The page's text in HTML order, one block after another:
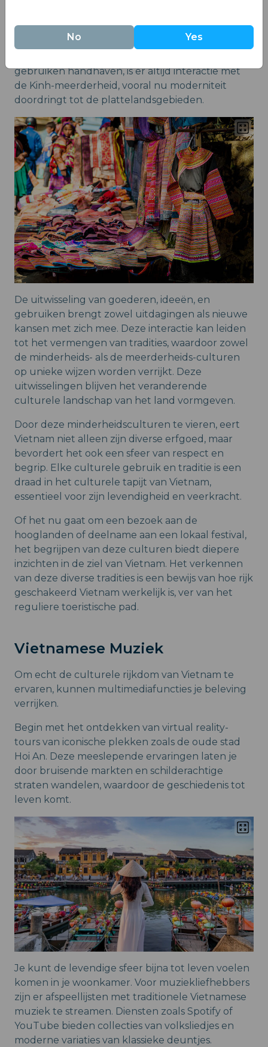
Vietnam's culturele identiteit.
gebruiken handhaven, is er altijd interactie met
de Kinh-meerderheid, vooral nu moderniteit
doordringt tot de plattelandsgebieden.
De uitwisseling van goederen, ideeën, en
gebruiken brengt zowel uitdagingen als nieuwe
kansen met zich mee. Deze interactie kan leiden
tot het vermengen van tradities, waardoor zowel
de minderheids- als de meerderheids-culturen
op unieke wijzen worden verrijkt. Deze
uitwisselingen blijven het veranderende
culturele landschap van het land vormgeven.
Door deze minderheidsculturen te vieren, eert
Vietnam niet alleen zijn diverse erfgoed, maar
bevordert het ook een sfeer van respect en
begrip. Elke culturele gebruik en traditie is een
draad in het culturele tapijt van Vietnam,
essentieel voor zijn levendigheid en veerkracht.
Of het nu gaat om een bezoek aan de
hooglanden of deelname aan een lokaal festival,
het begrijpen van deze culturen biedt diepere
inzichten in de ziel van Vietnam. Het verkennen
van deze diverse tradities is een bewijs van hoe rijk
geschakeerd Vietnam werkelijk is, ver van het
reguliere toeristische pad.
Vietnamese Muziek
Om echt de culturele rijkdom van Vietnam te
ervaren, kunnen multimediafuncties je beleving
verrijken.
Begin met het ontdekken van virtual reality-
tours van iconische plekken zoals de oude stad
Hoi An. Deze meeslepende ervaringen laten je
door bruisende markten en schilderachtige
straten wandelen, waardoor de geschiedenis tot
leven komt.
Je kunt de levendige sfeer bijna tot leven voelen
komen in je woonkamer. Voor muziekliefhebbers
zijn er afspeellijsten met traditionele Vietnamese
muziek te streamen. Diensten zoals Spotify of
YouTube bieden collecties van volksliedjes en
moderne variaties van klassieke deuntjes.
No Yes